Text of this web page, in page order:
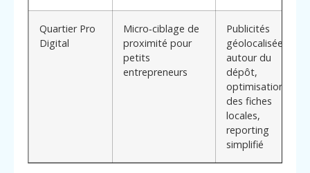
Quartier Pro
Digital
Micro‑ciblage de
proximité pour
petits
entrepreneurs
Publicités
géolocalisées
autour du
dépôt,
optimisation
des fiches
locales,
reporting
simplifié